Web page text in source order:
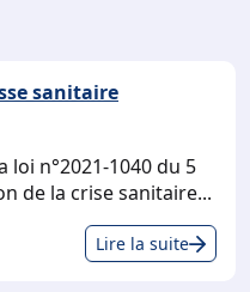
sanitaire
loi n°2021-1040 du 5
de la crise sanitaire...
Lire la suite